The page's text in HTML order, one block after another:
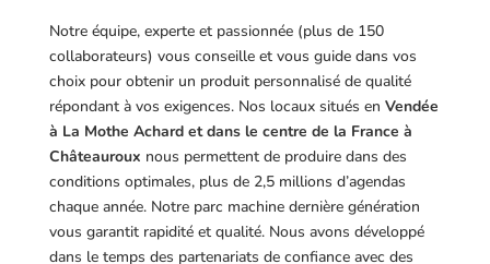
Notre équipe, experte et passionnée (plus de 150
collaborateurs) vous conseille et vous guide dans vos
choix pour obtenir un produit personnalisé de qualité
répondant à vos exigences. Nos locaux situés en Vendée
à La Mothe Achard et dans le centre de la France à
Châteauroux nous permettent de produire dans des
conditions optimales, plus de 2,5 millions d’agendas
chaque année. Notre parc machine dernière génération
vous garantit rapidité et qualité. Nous avons développé
dans le temps des partenariats de confiance avec des